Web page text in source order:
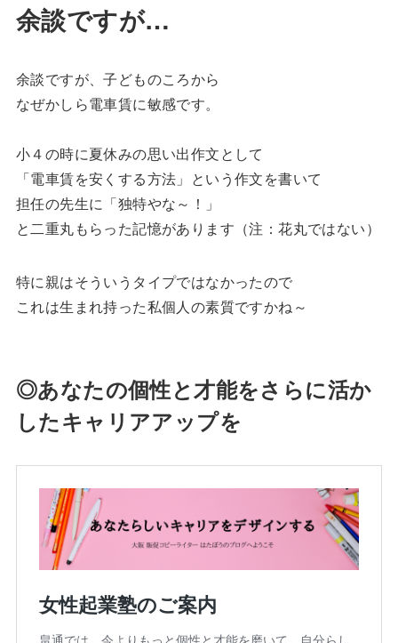
余談ですが…
余談ですが、子どものころから
なぜかしら電車賃に敏感です。
小４の時に夏休みの思い出作文として
「電車賃を安くする方法」という作文を書いて
担任の先生に「独特やな～！」
と二重丸もらった記憶があります（注：花丸ではない）
特に親はそういうタイプではなかったので
これは生まれ持った私個人の素質ですかね～
◎あなたの個性と才能をさらに活か
したキャリアアップを